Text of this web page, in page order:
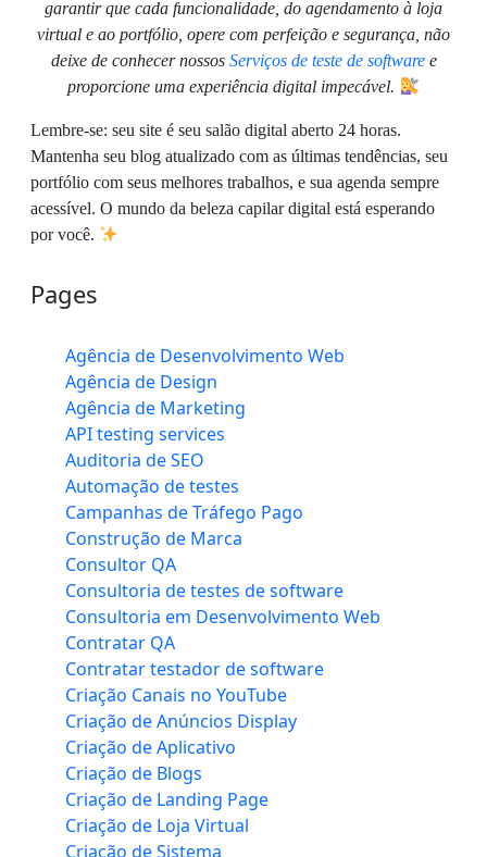
garantir que cada funcionalidade, do agendamento à loja
virtual e ao portfólio, opere com perfeição e segurança, não
deixe de conhecer nossos Serviços de teste de softwaree
proporcione uma experiência digital impecável.
Lembre-se: seu site é seu salão digital aberto 24 horas.
Mantenha seu blog atualizado com as últimas tendências, seu
portfólio com seus melhores trabalhos, e sua agenda sempre
acessível. O mundo da beleza capilar digital está esperando
por você.
Pages
Agência de Desenvolvimento Web
Agência de Design
Agência de Marketing
API testing services
Auditoria de SEO
Automação de testes
Campanhas de Tráfego Pago
Construção de Marca
Consultor QA
Consultoria de testes de software
Consultoria em Desenvolvimento Web
Contratar QA
Contratar testador de software
Criação Canais no YouTube
Criação de Anúncios Display
Criação de Aplicativo
Criação de Blogs
Criação de Landing Page
Criação de Loja Virtual
Criação de Sistema